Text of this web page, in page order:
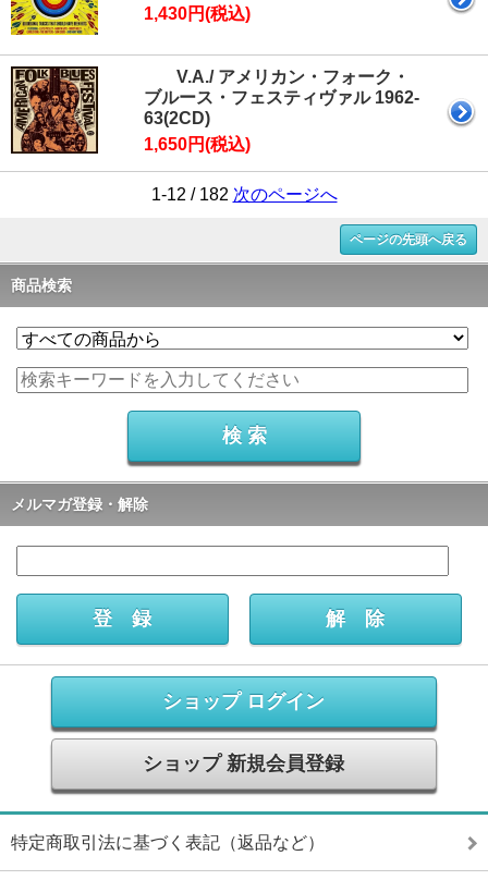
1,430円(税込)
V.A./ アメリカン・フォーク・
ブルース・フェスティヴァル 1962-
63(2CD)
1,650円(税込)
1-12 / 182 次のページへ
ページの先頭へ戻る
商品検索
メルマガ登録・解除
ショップ ログイン
ショップ 新規会員登録
特定商取引法に基づく表記（返品など）